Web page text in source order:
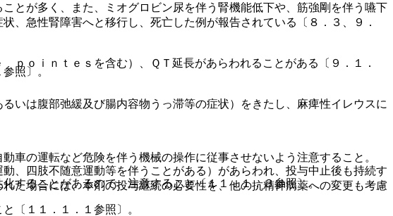
照〕。
の運転など危険を伴う機械の操作に従事させないよう注意すること。
することがあるので、注意すること〔１１．１．３参照〕。
〔１１．１．１参照〕。
とが多く、また、ミオグロビン尿を伴う腎機能低下や、筋強剛を伴う嚥下
、急性腎障害へと移行し、死亡した例が報告されている〔８．３、９．
ｏｉｎｔｅｓを含む）、ＱＴ延長があらわれることがある〔９．１．
いは腹部弛緩及び腸内容物うっ滞等の症状）をきたし、麻痺性イレウスに
、四肢不随意運動等を伴うことがある）があらわれ、投与中止後も持続す
た場合には、本剤の投与継続の必要性を、他の抗精神病薬への変更も考慮